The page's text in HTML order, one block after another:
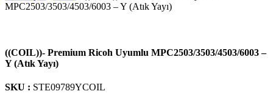
MPC2503/3503/4503/6003 – Y (Atık Yayı)
((COIL))- Premium Ricoh Uyumlu MPC2503/3503/4503/6003 –
Y (Atık Yayı)
SKU : STE09789YCOIL